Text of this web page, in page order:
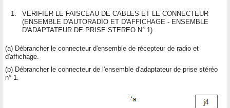
1.
VERIFIER LE FAISCEAU DE CABLES ET LE CONNECTEUR
(ENSEMBLE D'AUTORADIO ET D'AFFICHAGE - ENSEMBLE
D'ADAPTATEUR DE PRISE STEREO N° 1)
(a) Débrancher le connecteur d'ensemble de récepteur de radio et
d'affichage.
(b) Débrancher le connecteur de l'ensemble d'adaptateur de prise stéréo
n° 1.